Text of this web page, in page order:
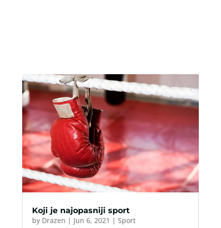
Koji je najopasniji sport
by Drazen | Jun 6, 2021 | Sport